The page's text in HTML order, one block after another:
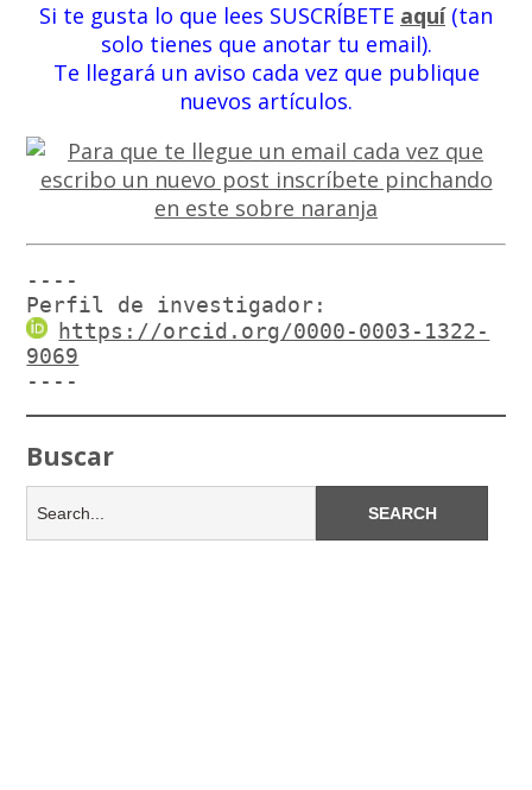
Si te gusta lo que lees SUSCRÍBETE aquí(tan
solo tienes que anotar tu email).
Te llegará un aviso cada vez que publique
nuevos artículos.
----
Perfil de investigador:
https://orcid.org/0000-0003-1322-
9069
----
Buscar